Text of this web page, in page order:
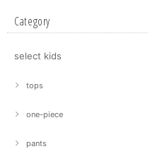
Category
select kids
tops
one-piece
pants